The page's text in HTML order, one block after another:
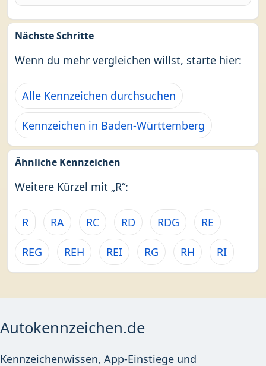
Nächste Schritte
Wenn du mehr vergleichen willst, starte hier:
Alle Kennzeichen durchsuchen
Kennzeichen in Baden-Württemberg
Ähnliche Kennzeichen
Weitere Kürzel mit „R“:
R RA RC RD RDG RE
REG REH REI RG RH RI
Autokennzeichen.de
Kennzeichenwissen, App-Einstiege und